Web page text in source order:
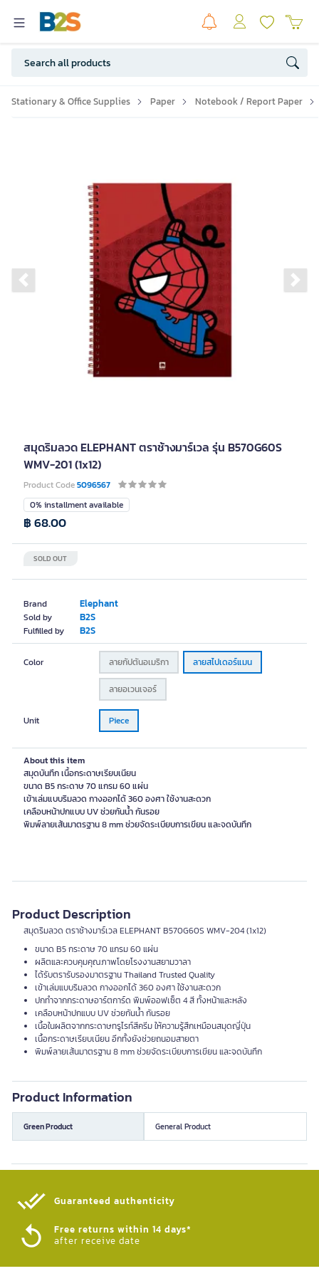
Stationary & Office Supplies Paper Notebook / Report Paper
Previous slide
สมุดริมลวด ELEPHANT ตราช้างมาร์เวล รุ่น B570G60S
WMV-201 (1x12)
Product Code5096567
Brand Elephant
Sold by B2S
Fulfilled by B2S
0% installment available
SOLD OUT
฿ 68.00
Color ลายกัปตันอเมริกา ลายสไปเดอร์แมน
ลายอเวนเจอร์
Unit Piece
About this item
สมุดบันทึก เนื้อกระดาษเรียบเนียน
ขนาด B5 กระดาษ 70 แกรม 60 แผ่น
เข้าเล่มแบบริมลวด กางออกได้ 360 องศา ใช้งานสะดวก
เคลือบหน้าปกแบบ UV ช่วยกันน้ำ กันรอย
พิมพ์ลายเส้นมาตรฐาน 8 mm ช่วยจัดระเบียบการเขียน และจดบันทึก
Product Description
สมุดริมลวด ตราช้างมาร์เวล ELEPHANT B570G60S WMV-204 (1x12)
ขนาด B5 กระดาษ 70 แกรม 60 แผ่น
ผลิตและควบคุมคุณภาพโดยโรงงานสยามวาลา
ได้รับตรารับรองมาตรฐาน Thailand Trusted Quality
เข้าเล่มแบบริมลวด กางออกได้ 360 องศา ใช้งานสะดวก
ปกทำจากกระดาษอาร์ตการ์ด พิมพ์ออฟเซ็ต 4 สี ทั้งหน้าและหลัง
เคลือบหน้าปกแบบ UV ช่วยกันน้ำ กันรอย
เนื้อในผลิตจากกระดาษทรูไรท์สีครีม ให้ความรู้สึกเหมือนสมุดญี่ปุ่น
เนื้อกระดาษเรียบเนียน อีกทั้งยังช่วยถนอมสายตา
พิมพ์ลายเส้นมาตรฐาน 8 mm ช่วยจัดระเบียบการเขียน และจดบันทึก
Product Information
Green Product General Product
Guaranteed authenticity​
Free returns within 14 days*
after receive date